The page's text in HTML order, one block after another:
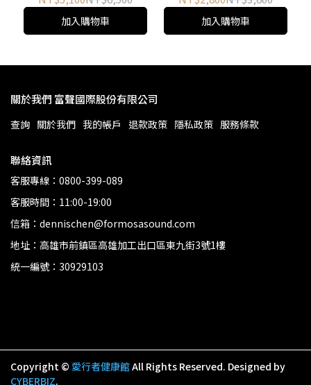
膠/MIT台灣製/非矽膠、乳
膠、記憶泡棉
加入購物車
適宜/MIT台灣製/非矽膠、
乳膠、記憶泡棉
加入購物車
關於我們 富聲國際股份有限公司
查詢 關於我們 我的帳戶 退款政策 隱私政策 服務條款
聯絡資訊
客服專線：0800-399-089
客服時間：11:00-19:00
信箱：dennischen@formosasound.com
地址：高雄市前鎮區高雄加工出口區東九街3號1樓
統一編號：30929103
Copyright © 愛行者健康館All Rights Reserved. Designed by
CYBERBIZ.